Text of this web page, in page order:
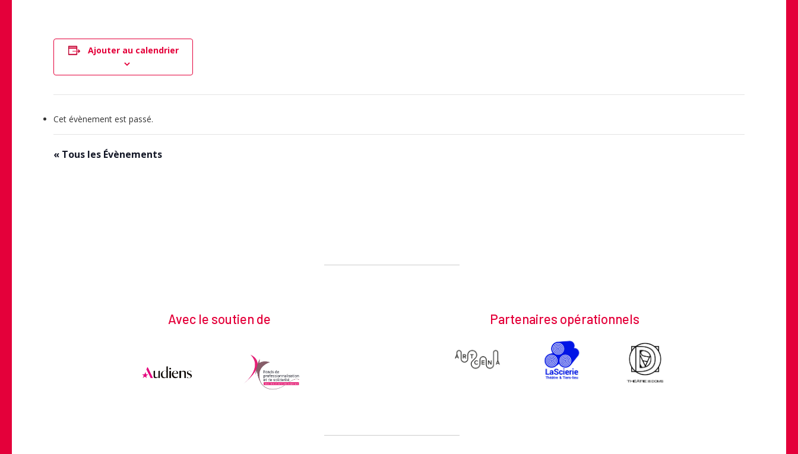
Ajouter au calendrier
Cet évènement est passé.
« Tous les Évènements
Avec le soutien de Partenaires opérationnels